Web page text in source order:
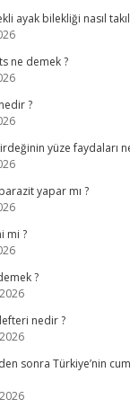
ayak bilekliği nasıl
ne demek ?
?
yüze faydaları
yapar mı ?
mi ?
?
nedir ?
sonra Türkiye’nin